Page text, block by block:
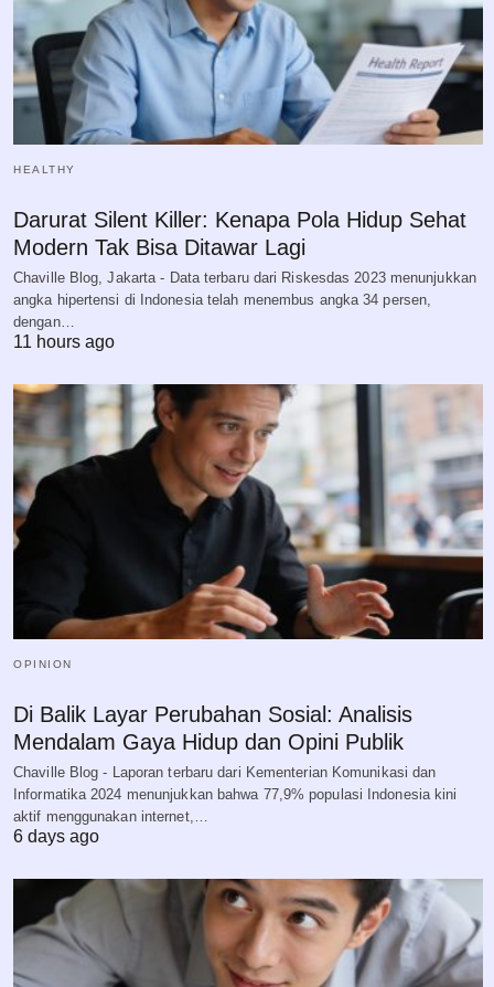
HEALTHY
Darurat Silent Killer: Kenapa Pola Hidup Sehat
Modern Tak Bisa Ditawar Lagi
Chaville Blog, Jakarta - Data terbaru dari Riskesdas 2023 menunjukkan
angka hipertensi di Indonesia telah menembus angka 34 persen,
dengan…
11 hours ago
OPINION
Di Balik Layar Perubahan Sosial: Analisis
Mendalam Gaya Hidup dan Opini Publik
Chaville Blog - Laporan terbaru dari Kementerian Komunikasi dan
Informatika 2024 menunjukkan bahwa 77,9% populasi Indonesia kini
aktif menggunakan internet,…
6 days ago